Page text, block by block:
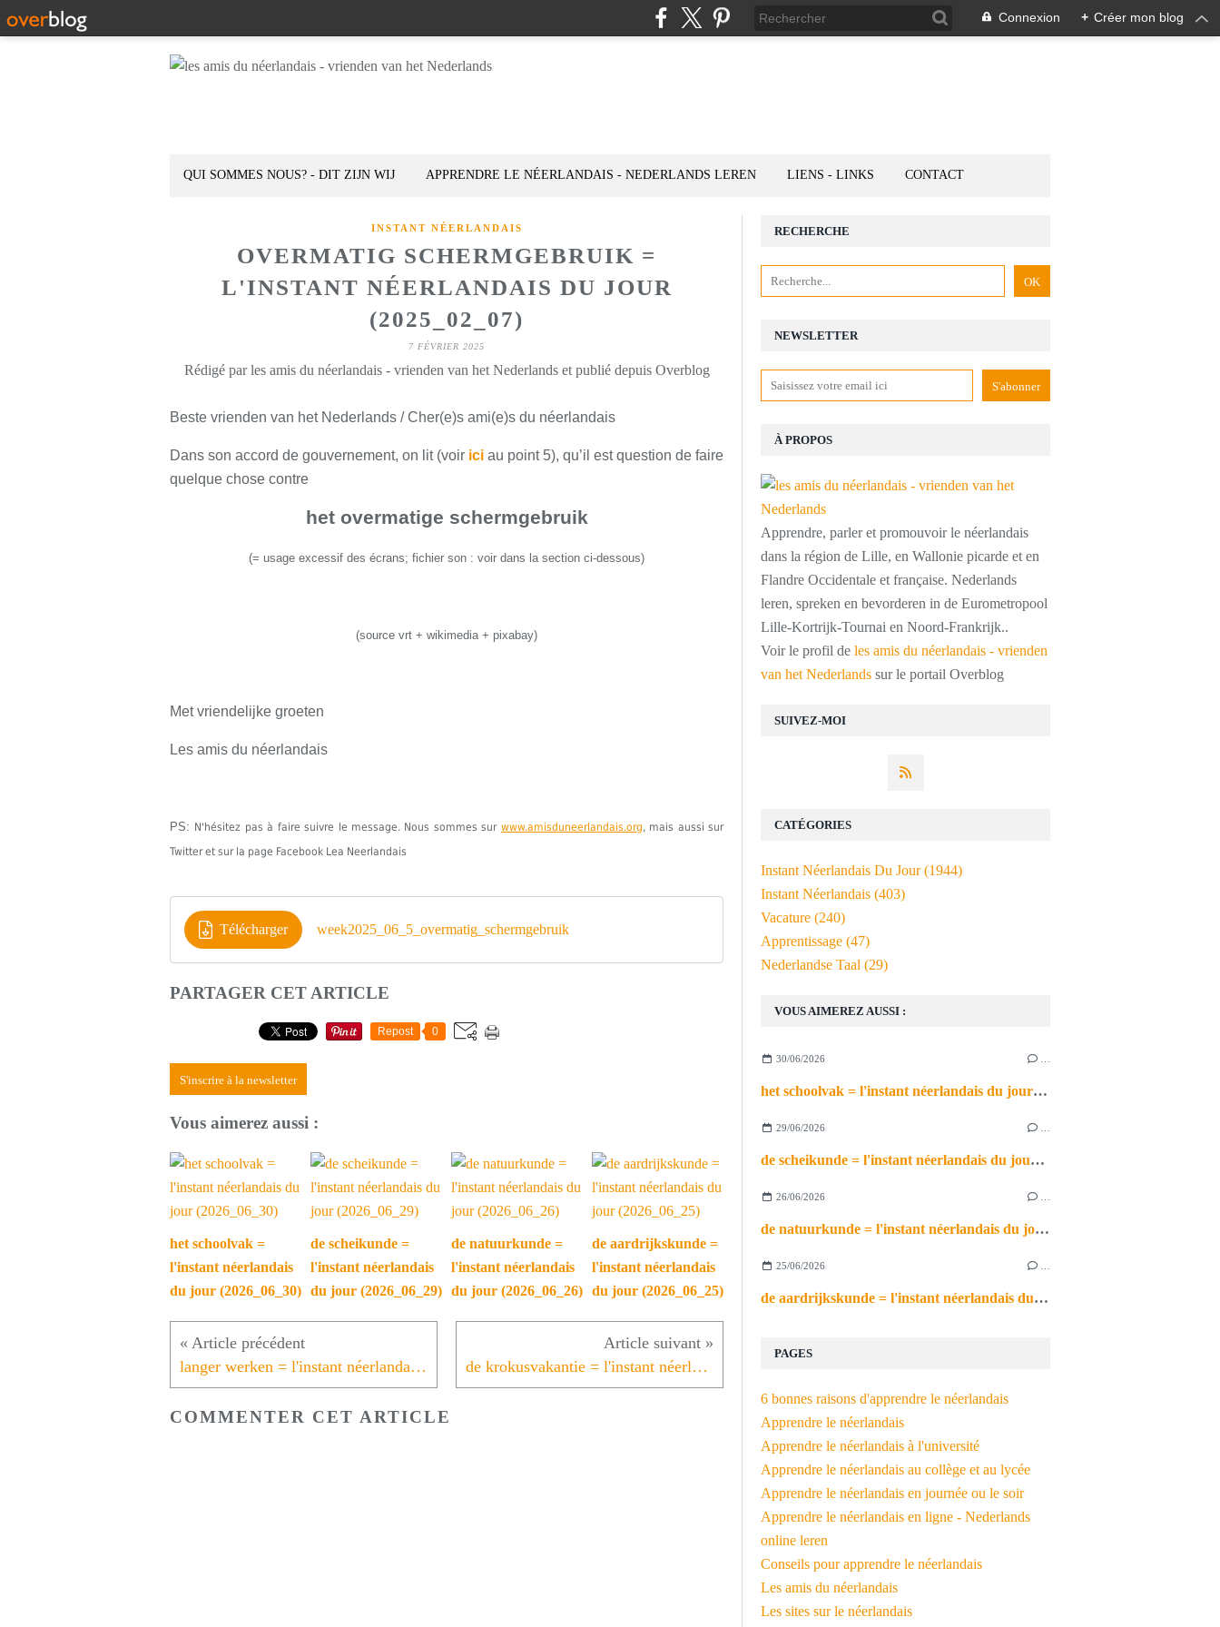
Connexion + Créer mon blog
QUI SOMMES NOUS? - DIT ZIJN WIJ APPRENDRE LE NÉERLANDAIS - NEDERLANDS LEREN LIENS - LINKS CONTACT
INSTANT NÉERLANDAIS
OVERMATIG SCHERMGEBRUIK =
L'INSTANT NÉERLANDAIS DU JOUR
(2025_02_07)
7 FÉVRIER 2025
Rédigé par les amis du néerlandais - vrienden van het Nederlands et publié depuis Overblog
Beste vrienden van het Nederlands / Cher(e)s ami(e)s du néerlandais
Dans son accord de gouvernement, on lit (voir ici au point 5), qu’il est question de faire
quelque chose contre
het overmatige schermgebruik
(= usage excessif des écrans; fichier son : voir dans la section ci-dessous)
(source vrt + wikimedia + pixabay)
Met vriendelijke groeten
Les amis du néerlandais
PS: N'hésitez pas à faire suivre le message. Nous sommes sur www.amisduneerlandais.org, mais aussi sur
Twitter et sur la page Facebook Lea Neerlandais
Télécharger week2025_06_5_overmatig_schermgebruik
PARTAGER CET ARTICLE
Repost 0
S'inscrire à la newsletter
Vous aimerez aussi :
het schoolvak =
l'instant néerlandais
du jour (2026_06_30)
de scheikunde =
l'instant néerlandais
du jour (2026_06_29)
de natuurkunde =
l'instant néerlandais
du jour (2026_06_26)
de aardrijkskunde =
l'instant néerlandais
du jour (2026_06_25)
langer werken = l'instant néerlandais du jour (2025_02_06) de krokusvakantie = l'instant néerlandais du jour (2025_02_10)
COMMENTER CET ARTICLE
NEWSLETTER
SUIVEZ-MOI
RECHERCHE
À PROPOS
Apprendre, parler et promouvoir le néerlandais
dans la région de Lille, en Wallonie picarde et en
Flandre Occidentale et française. Nederlands
leren, spreken en bevorderen in de Eurometropool
Lille-Kortrijk-Tournai en Noord-Frankrijk..
Voir le profil de les amis du néerlandais - vrienden
van het Nederlands sur le portail Overblog
VOUS AIMEREZ AUSSI :
30/06/2026
het schoolvak = l'instant néerlandais du jour (2026_06_30)
29/06/2026
de scheikunde = l'instant néerlandais du jour (2026_06_29)
26/06/2026
de natuurkunde = l'instant néerlandais du jour (2026_06_26)
25/06/2026
de aardrijkskunde = l'instant néerlandais du jour (2026_06_25)
PAGES
6 bonnes raisons d'apprendre le néerlandais
Apprendre le néerlandais
Apprendre le néerlandais à l'université
Apprendre le néerlandais au collège et au lycée
Apprendre le néerlandais en journée ou le soir
Apprendre le néerlandais en ligne - Nederlands
online leren
Conseils pour apprendre le néerlandais
Les amis du néerlandais
Les sites sur le néerlandais
CATÉGORIES
Instant Néerlandais Du Jour(1944)
Instant Néerlandais (403)
Vacature (240)
Apprentissage (47)
Nederlandse Taal (29)